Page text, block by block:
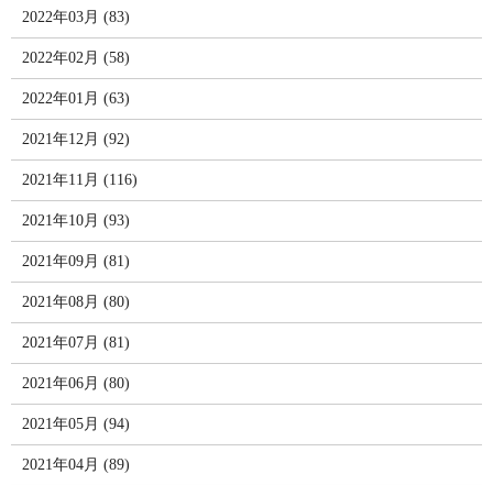
2022年03月 (83)
2022年02月 (58)
2022年01月 (63)
2021年12月 (92)
2021年11月 (116)
2021年10月 (93)
2021年09月 (81)
2021年08月 (80)
2021年07月 (81)
2021年06月 (80)
2021年05月 (94)
2021年04月 (89)